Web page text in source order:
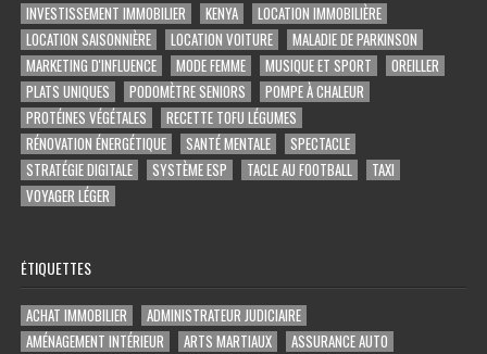
INVESTISSEMENT IMMOBILIER
KENYA
LOCATION IMMOBILIÈRE
LOCATION SAISONNIÈRE
LOCATION VOITURE
MALADIE DE PARKINSON
MARKETING D'INFLUENCE
MODE FEMME MUSIQUE ET SPORT
OREILLER
PLATS UNIQUES
PODOMÈTRE SENIORS
POMPE À CHALEUR
PROTÉINES VÉGÉTALES
RECETTE TOFU LÉGUMES
RÉNOVATION ÉNERGÉTIQUE
SANTÉ MENTALE
SPECTACLE
STRATÉGIE DIGITALE
SYSTÈME ESP TACLE AU FOOTBALL
TAXI
VOYAGER LÉGER
ÉTIQUETTES
ACHAT IMMOBILIER
ADMINISTRATEUR JUDICIAIRE
AMÉNAGEMENT INTÉRIEUR
ARTS MARTIAUX
ASSURANCE AUTO